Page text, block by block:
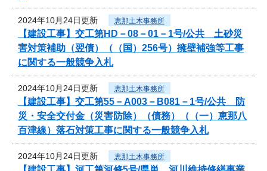
2024年10月24日更新 恵那土木事務所
【建設工事】交工第HD－08－01－1号/公共 土砂災
害対策補助（翌債）（（国）256号）擁壁補強等工事
に関する一般競争入札
2024年10月24日更新 恵那土木事務所
【建設工事】交工第55－A003－B081－1号/公共 防
災・安全交付金（災害防除）（債務）（（一）恵那八
百津線）落石対策工事に関する一般競争入札
2024年10月24日更新 恵那土木事務所